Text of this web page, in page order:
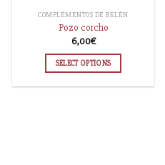
COMPLEMENTOS DE BELÉN
Pozo corcho
6,00€
SELECT OPTIONS